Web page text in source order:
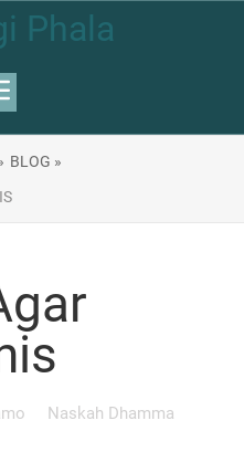
Phala
BLOG »
Naskah Dhamma